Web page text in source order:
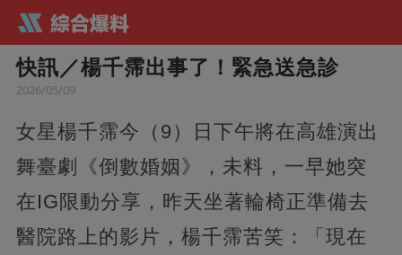
快訊／楊千霈出事了！緊急送急診
2026/05/09
女星楊千霈今（9）日下午將在高雄演出
舞臺劇《倒數婚姻》，未料，一早她突
在IG限動分享，昨天坐著輪椅正準備去
醫院路上的影片，楊千霈苦笑：「現在